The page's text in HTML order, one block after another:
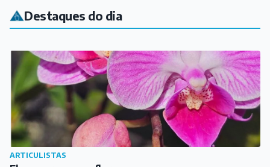
Destaques do dia
ARTICULISTAS